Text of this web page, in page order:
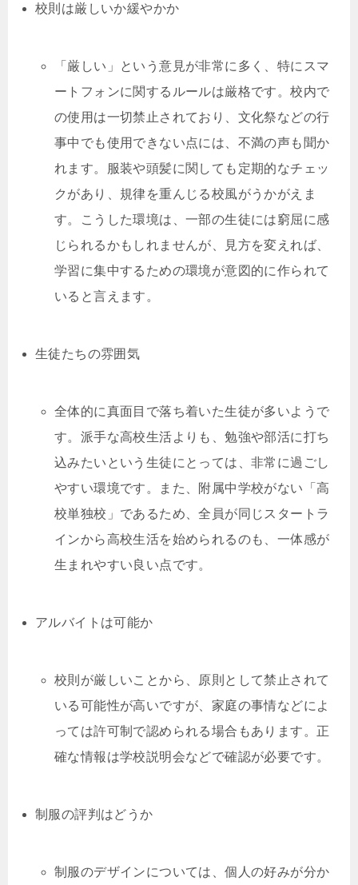
校則は厳しいか緩やかか
「厳しい」という意見が非常に多く、特にスマ
ートフォンに関するルールは厳格です。校内で
の使用は一切禁止されており、文化祭などの行
事中でも使用できない点には、不満の声も聞か
れます。服装や頭髪に関しても定期的なチェッ
クがあり、規律を重んじる校風がうかがえま
す。こうした環境は、一部の生徒には窮屈に感
じられるかもしれませんが、見方を変えれば、
学習に集中するための環境が意図的に作られて
いると言えます。
生徒たちの雰囲気
全体的に真面目で落ち着いた生徒が多いようで
す。派手な高校生活よりも、勉強や部活に打ち
込みたいという生徒にとっては、非常に過ごし
やすい環境です。また、附属中学校がない「高
校単独校」であるため、全員が同じスタートラ
インから高校生活を始められるのも、一体感が
生まれやすい良い点です。
アルバイトは可能か
校則が厳しいことから、原則として禁止されて
いる可能性が高いですが、家庭の事情などによ
っては許可制で認められる場合もあります。正
確な情報は学校説明会などで確認が必要です。
制服の評判はどうか
制服のデザインについては、個人の好みが分か